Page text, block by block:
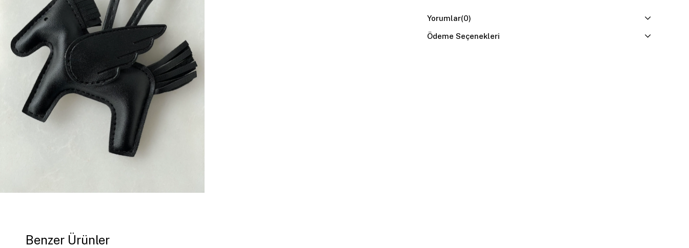
Yorumlar(0)
Ödeme Seçenekleri
Benzer Ürünler